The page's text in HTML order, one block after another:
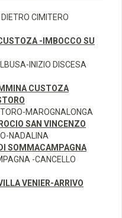
CIMITERO
-IMBOCCO SU
INIZIO DISCESA
CUSTOZA
MAROGNALONGA
SAN VINCENZO
NADALINA
SOMMACAMPAGNA
-CANCELLO
VENIER-ARRIVO